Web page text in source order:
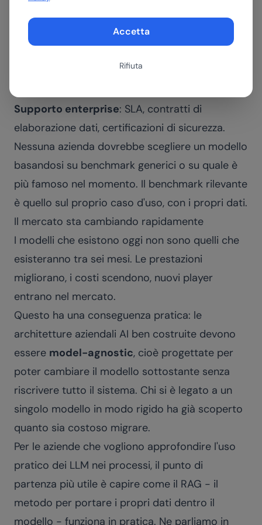
Accetta
Rifiuta
di più. In applicazioni ad alto volume, la scelta
del modello ha impatto diretto sul costo
Opzioni di deployment: SaaS, API cloud, self-
Supporto enterprise: SLA, contratti di
elaborazione dati, certificazioni di sicurezza.
Nessuna azienda dovrebbe scegliere un modello
basandosi su benchmark generici o su quale è
più famoso nel momento. Il benchmark rilevante
è quello sul proprio caso d'uso, con i propri dati.
Il mercato sta cambiando rapidamente
I modelli che esistono oggi non sono quelli che
esisteranno tra sei mesi. Le prestazioni
migliorano, i costi scendono, nuovi player
entrano nel mercato.
Questo ha una conseguenza pratica: le
architetture aziendali AI ben costruite devono
essere model-agnostic, cioè progettate per
poter cambiare il modello sottostante senza
riscrivere tutto il sistema. Chi si è legato a un
singolo modello in modo rigido ha già scoperto
quanto sia costoso migrare.
Per le aziende che vogliono approfondire l'uso
pratico dei LLM nei processi, il punto di
partenza più utile è capire come il RAG - il
metodo per portare i propri dati dentro il
modello - funziona in pratica. Ne parliamo in